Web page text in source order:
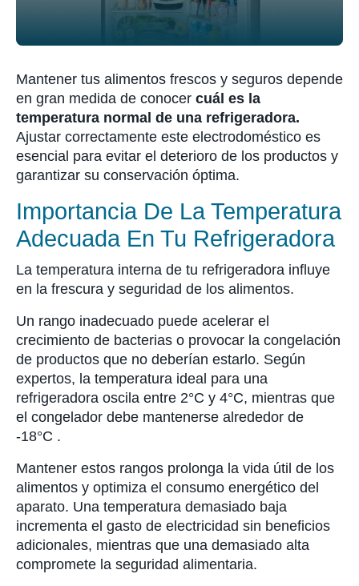
Mantener tus alimentos frescos y seguros depende
en gran medida de conocer cuál es la
temperatura normal de una refrigeradora.
Ajustar correctamente este electrodoméstico es
esencial para evitar el deterioro de los productos y
garantizar su conservación óptima.
Importancia De La Temperatura
Adecuada En Tu Refrigeradora
La temperatura interna de tu refrigeradora influye
en la frescura y seguridad de los alimentos.
Un rango inadecuado puede acelerar el
crecimiento de bacterias o provocar la congelación
de productos que no deberían estarlo. Según
expertos, la temperatura ideal para una
refrigeradora oscila entre 2°C y 4°C, mientras que
el congelador debe mantenerse alrededor de
-18°C .
Mantener estos rangos prolonga la vida útil de los
alimentos y optimiza el consumo energético del
aparato. Una temperatura demasiado baja
incrementa el gasto de electricidad sin beneficios
adicionales, mientras que una demasiado alta
compromete la seguridad alimentaria.